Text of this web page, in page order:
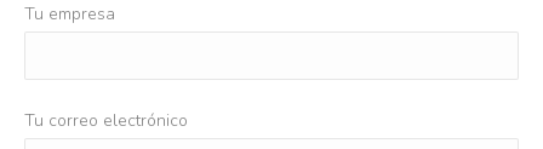
Tu empresa
Tu correo electrónico